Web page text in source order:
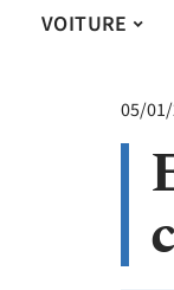
VOITURE
05/